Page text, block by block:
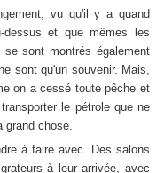
vu qu'il y a quand
dessus et que mêmes les
sont montrés également
sont qu'un souvenir. Mais,
on a cessé toute pêche et
le pétrole que ne
grand chose.
à faire avec. Des salons
à leur arrivée, avec